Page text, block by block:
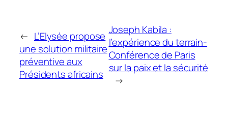
← L’Elysée propose
une solution militaire
préventive aux
Présidents africains
Joseph Kabila :
l’expérience du terrain-
Conférence de Paris
sur la paix et la sécurité
→